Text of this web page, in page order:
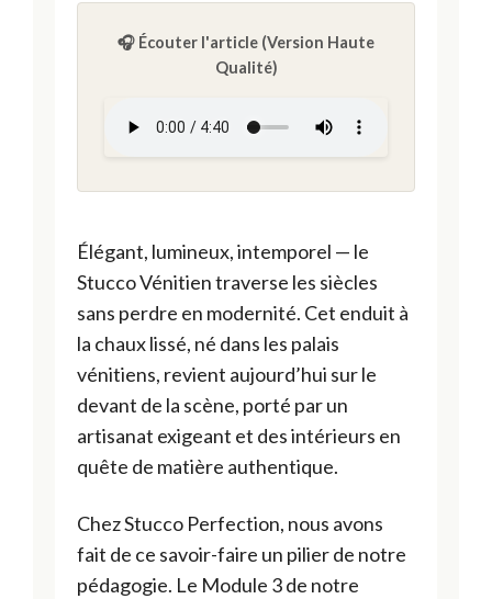
🎧 Écouter l'article (Version Haute
Qualité)
Élégant, lumineux, intemporel — le
Stucco Vénitien traverse les siècles
sans perdre en modernité. Cet enduit à
la chaux lissé, né dans les palais
vénitiens, revient aujourd’hui sur le
devant de la scène, porté par un
artisanat exigeant et des intérieurs en
quête de matière authentique.
Chez Stucco Perfection, nous avons
fait de ce savoir-faire un pilier de notre
pédagogie. Le Module 3 de notre